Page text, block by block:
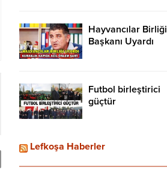
Hayvancılar Birliği
Başkanı Uyardı
Futbol birleştirici
güçtür
Lefkoşa Haberler